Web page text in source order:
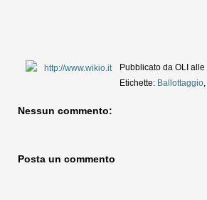
Pubblicato daOLI alle
Etichette: Ballottaggio,
Nessun commento:
Posta un commento